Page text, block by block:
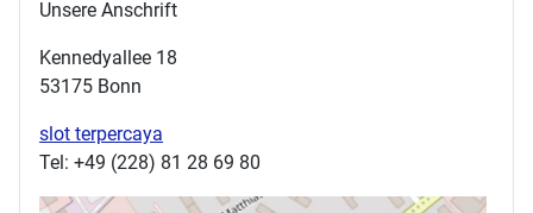
Unsere Anschrift
Kennedyallee 18
53175 Bonn
slot terpercaya
Tel: +49 (228) 81 28 69 80